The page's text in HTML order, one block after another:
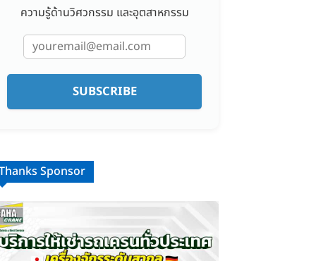
ความรู้ด้านวิศวกรรม และอุตสาหกรรม
SUBSCRIBE
Sponsor